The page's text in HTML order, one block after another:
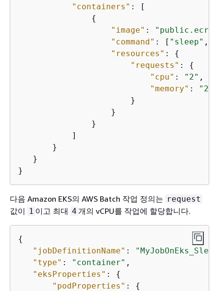
"containers" : [
{
"image" :
"command" : [ "sleep" ,
"resources" : {
"requests" : {
"cpu" : "2" ,
"memory" :
                       }
                   }
               }
           ]
       }
   }
}
다음 Amazon EKS의 AWS Batch 작업 정의는 request
값이 1 이고 최대 4 개의 vCPU를 작업에 할당합니다.
{
"jobDefinitionName" :
"type" : "container" ,
"eksProperties" : {
"podProperties" : {